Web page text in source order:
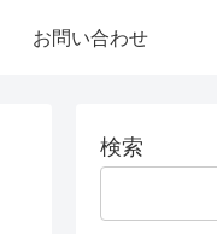
お問い合わせ
検索